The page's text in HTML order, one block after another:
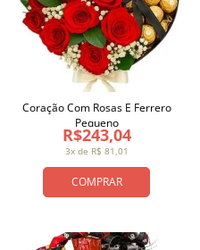
COMPRAR
3x de R$ 81,01
R$243,04
Coração Com Rosas E Ferrero
Pequeno